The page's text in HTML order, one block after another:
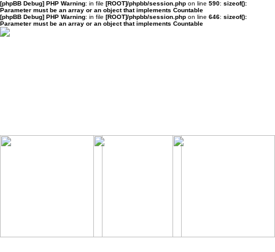
[phpBB Debug] PHP Warning: in file [ROOT]/phpbb/session.php on line 590: sizeof():
Parameter must be an array or an object that implements Countable
[phpBB Debug] PHP Warning: in file [ROOT]/phpbb/session.php on line 646: sizeof():
Parameter must be an array or an object that implements Countable